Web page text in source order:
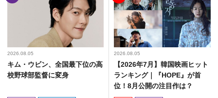
2026.08.05
キム・ウビン、全国最下位の高
校野球部監督に変身
2026.08.05
【2026年7月】韓国映画ヒット
ランキング｜『HOPE』が首
位！8月公開の注目作は？